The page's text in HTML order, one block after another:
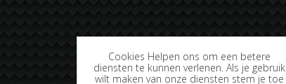
Cookies Helpen ons om een betere
diensten te kunnen verlenen. Als je gebruik
wilt maken van onze diensten stem je toe